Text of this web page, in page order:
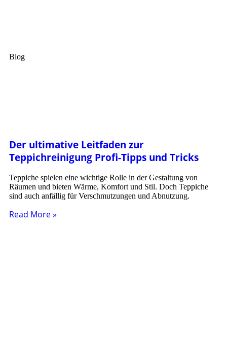
Blog
Der ultimative Leitfaden zur
Teppichreinigung Profi-Tipps und Tricks
Teppiche spielen eine wichtige Rolle in der Gestaltung von
Räumen und bieten Wärme, Komfort und Stil. Doch Teppiche
sind auch anfällig für Verschmutzungen und Abnutzung.
Read More »